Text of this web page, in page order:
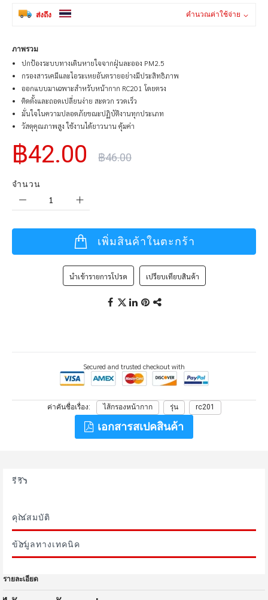
images
ส่งถึง คำนวณค่าใช้จ่าย
ภาพรวม
ปกป้องระบบทางเดินหายใจจากฝุ่นละออง PM2.5
กรองสารเคมีและไอระเหยอันตรายอย่างมีประสิทธิภาพ
ออกแบบมาเฉพาะสำหรับหน้ากาก RC201 โดยตรง
ติดตั้งและถอดเปลี่ยนง่าย สะดวก รวดเร็ว
มั่นใจในความปลอดภัยขณะปฏิบัติงานทุกประเภท
วัสดุคุณภาพสูง ใช้งานได้ยาวนาน คุ้มค่า
฿42.00 ฿46.00
จำนวน
เพิ่มสินค้าในตะกร้า
นำเข้ารายการโปรด เปรียบเทียบสินค้า
Secured and trusted checkout with
ค่าคันชื่อเรื่อง ไส้กรองหน้ากาก รุ่น rc201
เอกสารสเปคสินค้า
รีวิว
คุณสมบัติ
ข้อมูลทางเทคนิค
รายละเอียด